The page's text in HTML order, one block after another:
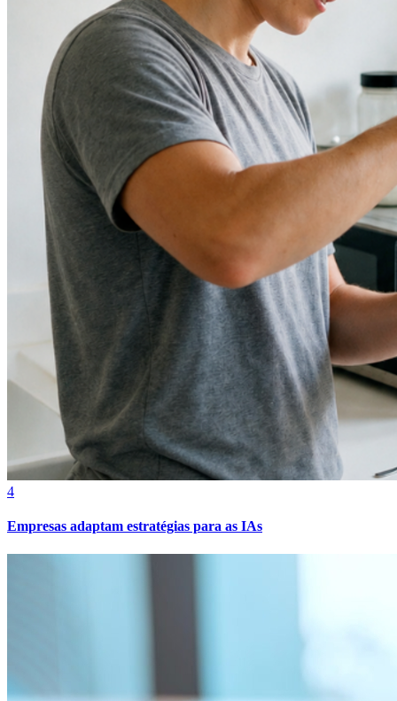
4
Empresas adaptam estratégias para as IAs